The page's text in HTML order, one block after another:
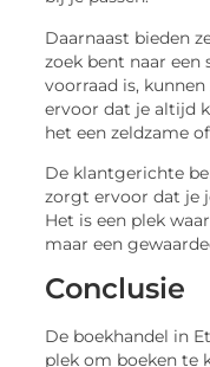
Daarnaast bieden
zoek bent naar een
voorraad is,
ervoor dat je altijd
het een zeldzame
De klantgerichte
zorgt ervoor dat je
Het is een plek
maar een
Conclusie
De boekhandel in
plek om boeken te